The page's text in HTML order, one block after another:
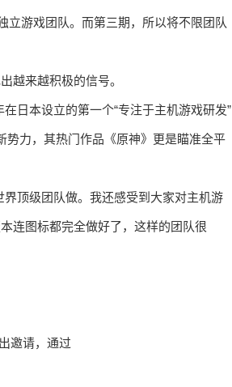
立游戏团队。而第三期，所以将不限团队
越来越积极的信号。
日本设立的第一个“专注于主机游戏研发”
力，其热门作品《原神》更是瞄准全平
顶级团队做。我还感受到大家对主机游
连图标都完全做好了，这样的团队很
邀请，通过